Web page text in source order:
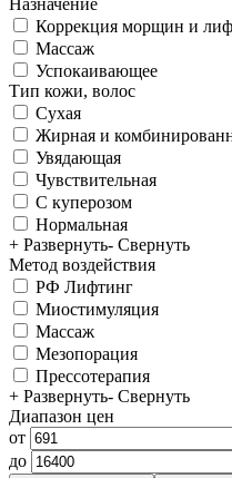
Коррекция морщин и
Массаж
Успокаивающее
Тип кожи, волос
Сухая
Жирная и
Увядающая
Чувствительная
С куперозом
Нормальная
+ Развернуть- Свернуть
Метод воздействия
РФ Лифтинг
Миостимуляция
Массаж
Мезопорация
Прессотерапия
+ Развернуть- Свернуть
Диапазон цен
от
до